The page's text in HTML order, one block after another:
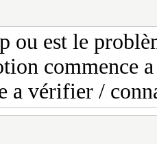
ou est le
commence
a vérifier /